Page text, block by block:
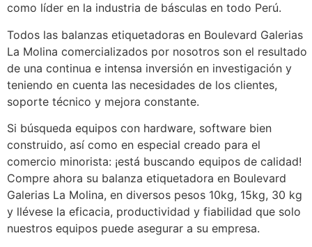
como líder en la industria de básculas en todo Perú.
Todos las balanzas etiquetadoras en Boulevard Galerias
La Molina comercializados por nosotros son el resultado
de una continua e intensa inversión en investigación y
teniendo en cuenta las necesidades de los clientes,
soporte técnico y mejora constante.
Si búsqueda equipos con hardware, software bien
construido, así como en especial creado para el
comercio minorista: ¡está buscando equipos de calidad!
Compre ahora su balanza etiquetadora en Boulevard
Galerias La Molina, en diversos pesos 10kg, 15kg, 30 kg
y llévese la eficacia, productividad y fiabilidad que solo
nuestros equipos puede asegurar a su empresa.